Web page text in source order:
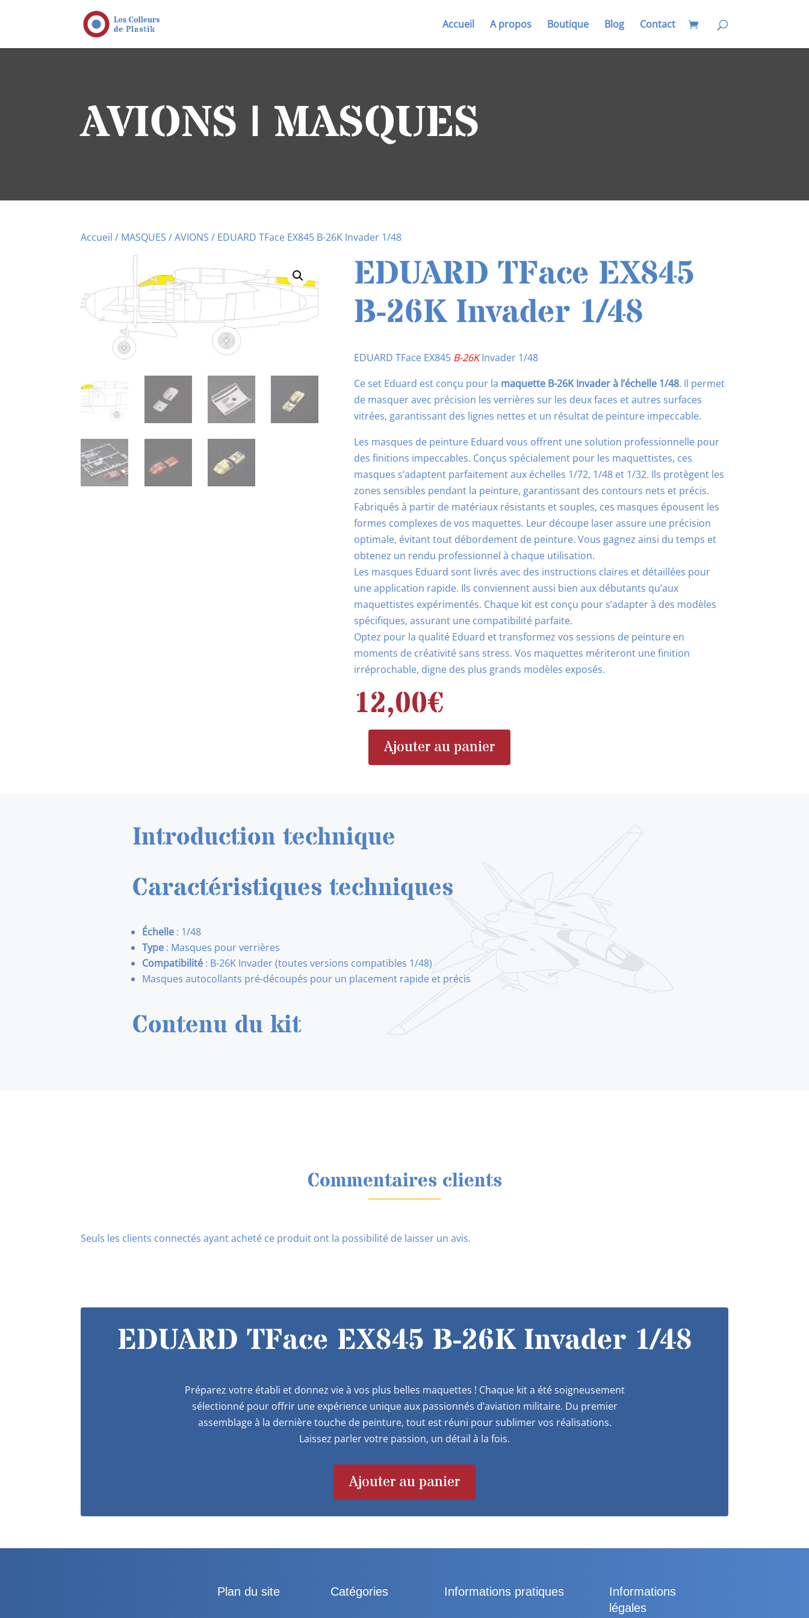
Accueil A propos Boutique Blog Contact
AVIONS | MASQUES
Accueil / MASQUES /AVIONS / EDUARD TFace EX845 B-26K Invader 1/48
EDUARD TFace EX845
B-26K Invader 1/48
EDUARD TFace EX845 B-26KInvader 1/48
Ce set Eduard est conçu pour la maquette B-26K Invader à l’échelle 1/48. Il permet
de masquer avec précision les verrières sur les deux faces et autres surfaces
vitrées, garantissant des lignes nettes et un résultat de peinture impeccable.
Les masques de peinture Eduard vous offrent une solution professionnelle pour
des finitions impeccables. Conçus spécialement pour les maquettistes, ces
masques s’adaptent parfaitement aux échelles 1/72, 1/48 et 1/32. Ils protègent les
zones sensibles pendant la peinture, garantissant des contours nets et précis.
Fabriqués à partir de matériaux résistants et souples, ces masques épousent les
formes complexes de vos maquettes. Leur découpe laser assure une précision
optimale, évitant tout débordement de peinture. Vous gagnez ainsi du temps et
obtenez un rendu professionnel à chaque utilisation.
Les masques Eduard sont livrés avec des instructions claires et détaillées pour
une application rapide. Ils conviennent aussi bien aux débutants qu’aux
maquettistes expérimentés. Chaque kit est conçu pour s’adapter à des modèles
spécifiques, assurant une compatibilité parfaite.
Optez pour la qualité Eduard et transformez vos sessions de peinture en
moments de créativité sans stress. Vos maquettes mériteront une finition
irréprochable, digne des plus grands modèles exposés.
12,00€
quantité
B-
26K
1/48
Ajouter au panier
Introduction technique
Caractéristiques techniques
Échelle : 1/48
Type : Masques pour verrières
Compatibilité : B-26K Invader (toutes versions compatibles 1/48)
Masques autocollants pré-découpés pour un placement rapide et précis
Contenu du kit
Commentaires clients
Seuls les clients connectés ayant acheté ce produit ont la possibilité de laisser un avis.
EDUARD TFace EX845 B-26K Invader 1/48
Préparez votre établi et donnez vie à vos plus belles maquettes ! Chaque kit a été soigneusement
sélectionné pour offrir une expérience unique aux passionnés d’aviation militaire. Du premier
assemblage à la dernière touche de peinture, tout est réuni pour sublimer vos réalisations.
Laissez parler votre passion, un détail à la fois.
Ajouter au panier
Plan du site Catégories Informations pratiques
Informations
légales